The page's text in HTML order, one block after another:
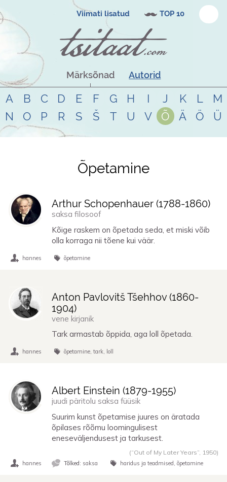
Viimati lisatud TOP 10
Märksõnad Autorid
A B C D E F G H I J K L
M
N
O P R S Š T U V Õ Ä Ö Ü
Tsitaadid teemalõpetamine
Õpetamine
Arthur Schopenhauer (1788-1860)
saksa filosoof
Kõige raskem on õpetada seda, et miski võib
olla korraga nii tõene kui väär.
hannes õpetamine
Anton Pavlovitš Tšehhov (1860-
1904)
vene kirjanik
Tark armastab õppida, aga loll õpetada.
hannes õpetamine tark loll
Albert Einstein (1879-1955)
juudi päritolu saksa füüsik
Suurim kunst õpetamise juures on äratada
õpilases rõõmu loomingulisest
eneseväljendusest ja tarkusest.
(“Out of My Later Years”, 1950)
hannes Tõlked: saksa haridus ja teadmised õpetamine